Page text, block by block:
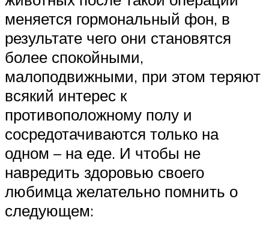
меняется гормональный фон, в
результате чего они становятся
более спокойными,
малоподвижными, при этом теряют
всякий интерес к
противоположному полу и
сосредотачиваются только на
одном – на еде. И чтобы не
навредить здоровью своего
любимца желательно помнить о
следующем: